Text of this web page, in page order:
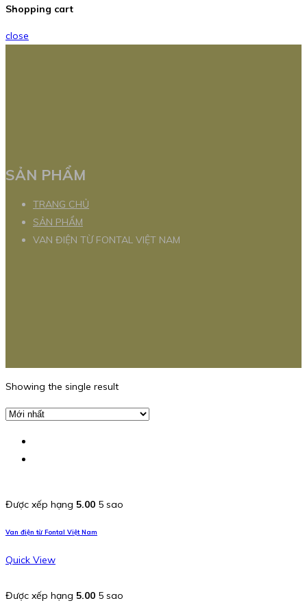
Shopping cart
close
SẢN PHẨM
TRANG CHỦ
SẢN PHẨM
VAN ĐIỆN TỪ FONTAL VIỆT NAM
Showing the single result
Được xếp hạng 5.00 5 sao
Van điện từ Fontal Việt Nam
Quick View
Được xếp hạng 5.00 5 sao